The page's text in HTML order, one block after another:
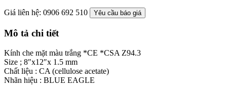
Giá liên hệ: 0906 692 510 Yêu cầu báo giá
Mô tả chi tiết
Kính che mặt màu trắng *CE *CSA Z94.3
Size ; 8″x12″x 1.5 mm
Chất liệu : CA (cellulose acetate)
Nhãn hiệu : BLUE EAGLE